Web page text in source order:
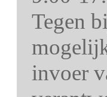
Tegen
invoer